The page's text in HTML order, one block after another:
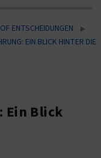
ENTSCHEIDUNGEN ▶
EIN BLICK HINTER DIE
Ein Blick